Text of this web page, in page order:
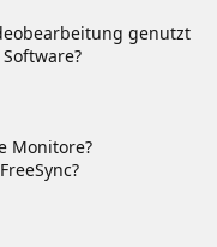
genutzt
Monitore?